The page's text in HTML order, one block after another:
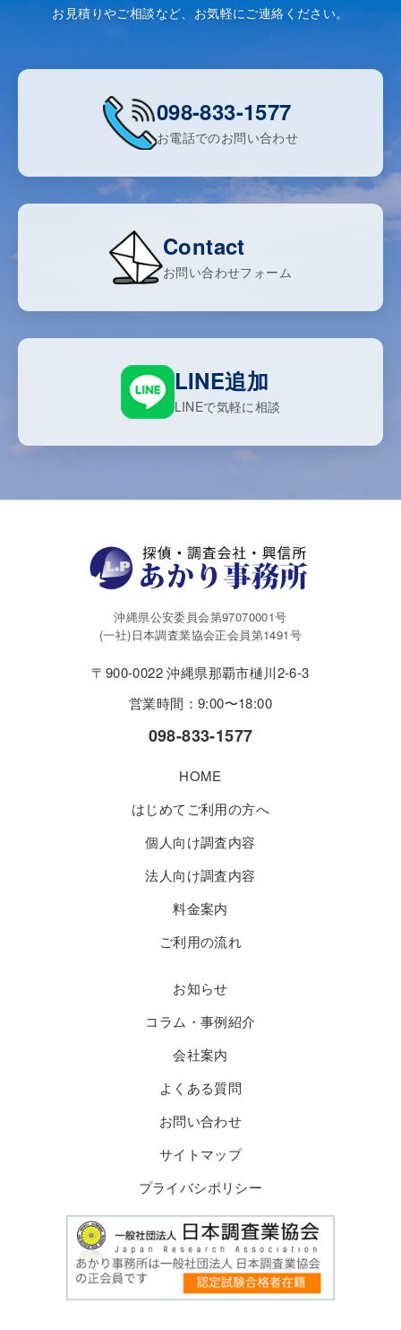
お見積りやご相談など、お気軽にご連絡ください。
098-833-1577
お電話でのお問い合わせ
Contact
お問い合わせフォーム
LINE追加
LINEで気軽に相談
沖縄県公安委員会第97070001号
(一社)日本調査業協会正会員第1491号
〒900-0022 沖縄県那覇市樋川2-6-3
営業時間：9:00〜18:00
098-833-1577
HOME
はじめてご利用の方へ
個人向け調査内容
法人向け調査内容
料金案内
ご利用の流れ
お知らせ
コラム・事例紹介
会社案内
よくある質問
お問い合わせ
サイトマップ
プライバシポリシー